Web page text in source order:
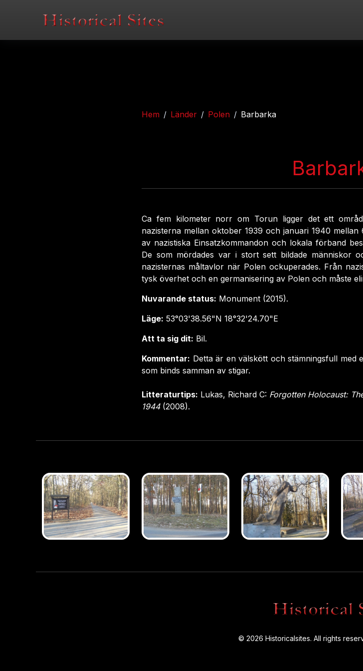
Hem Länder Polen Barbarka
Ca fem kilometer norr om Torun ligger det ett
nazisterna mellan oktober 1939 och januari 1940
av nazistiska Einsatzkommandon och lokala förband
De som mördades var i stort sett bildade människor
nazisternas måltavlor när Polen ockuperades. Från
tysk överhet och en germanisering av Polen och måste
Nuvarande status: Monument (2015).
Läge: 53°03'38.56"N 18°32'24.70"E
Att ta sig dit: Bil.
Kommentar: Detta är en välskött och stämningsfull
som binds samman av stigar.
Litteraturtips: Lukas, Richard C: Forgotten Holocaust:
1944(2008).
© 2026 Historicalsites. All rights